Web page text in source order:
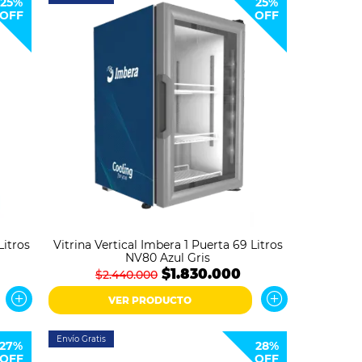
OFF
Vitrina Vertical Imbera 1 Puerta 69 Litros
NV80 Azul Gris
$2.440.000 $1.830.000
VER PRODUCTO
27%
Envío Gratis
28%
OFF